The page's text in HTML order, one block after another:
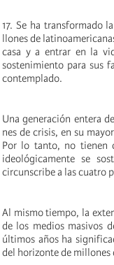
17. Se ha transformado
llones de
casa y a entrar en la
sostenimiento para sus
contemplado.
Una generación entera
nes de crisis, en su
Por lo tanto, no tienen
ideológicamente se
circunscribe a las cuatro
Al mismo tiempo, la
de los medios masivos
últimos años ha
del horizonte de millones